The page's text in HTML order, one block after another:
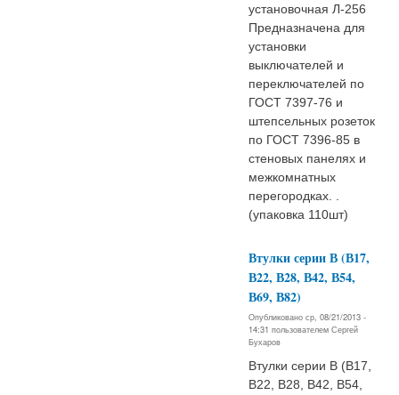
установочная Л-256
Предназначена для
установки
выключателей и
переключателей по
ГОСТ 7397-76 и
штепсельных розеток
по ГОСТ 7396-85 в
стеновых панелях и
межкомнатных
перегородках. .
(упаковка 110шт)
Втулки серии В (В17,
В22, В28, В42, В54,
В69, В82)
Опубликовано ср, 08/21/2013 -
14:31 пользователем Сергей
Бухаров
Втулки серии В (В17,
В22, В28, В42, В54,